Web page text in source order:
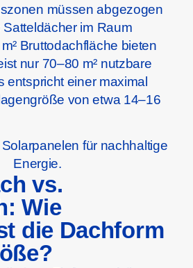
müssen abgezogen
im Raum
Bruttodachfläche bieten
nur 70–80 m² nutzbare
entspricht einer maximal
von etwa 14–16
vs.
Wie
die Dachform